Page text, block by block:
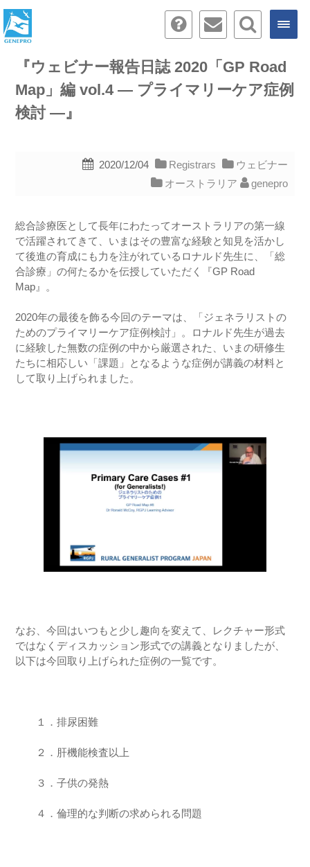
『ウェビナー報告日誌 2020「GP Road
Map」編 vol.4 ― プライマリーケア症例
検討 ―』
2020/12/04 Registrars
ウェビナー
オーストラリア
genepro
総合診療医として長年にわたってオーストラリアの第一線
で活躍されてきて、いまはその豊富な経験と知見を活かし
て後進の育成にも力を注がれているロナルド先生に、「総
合診療」の何たるかを伝授していただく『GP Road
Map』。
2020年の最後を飾る今回のテーマは、「ジェネラリストの
ためのプライマリーケア症例検討」。ロナルド先生が過去
に経験した無数の症例の中から厳選された、いまの研修生
たちに相応しい「課題」となるような症例が講義の材料と
して取り上げられました。
なお、今回はいつもと少し趣向を変えて、レクチャー形式
ではなくディスカッション形式での講義となりましたが、
以下は今回取り上げられた症例の一覧です。
１．排尿困難
２．肝機能検査以上
３．子供の発熱
４．倫理的な判断の求められる問題